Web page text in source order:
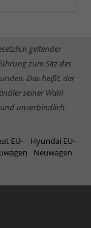
geltender
zum Sitz des
Das heißt, der
seiner Wahl
unverbindlich.
EU-
Hyundai EU-
Neuwagen